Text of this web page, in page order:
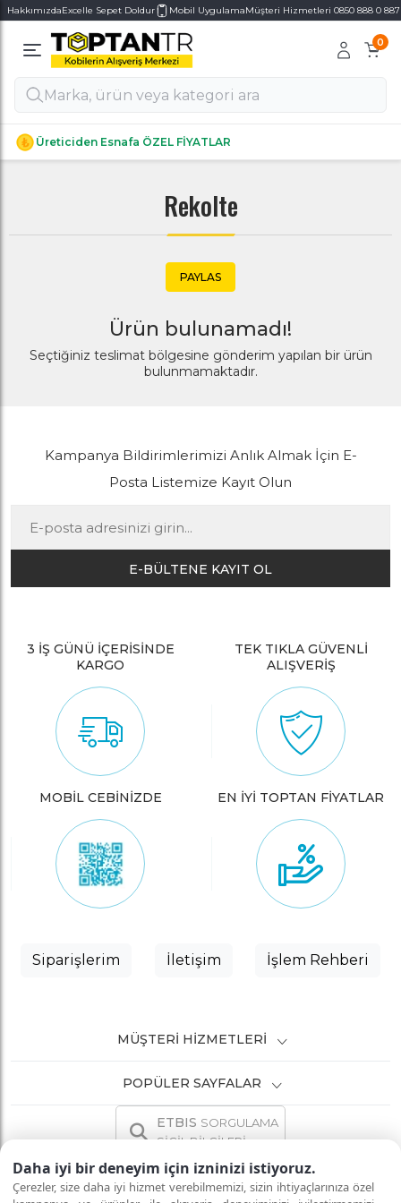
Daha iyi bir deneyim için izninizi istiyoruz.
Çerezler, size daha iyi hizmet verebilmemizi, sizin ihtiyaçlarınıza özel
HakkımızdaExcelle Sepet Doldur Mobil UygulamaMüşteri Hizmetleri 0850 888 0 887
0
Üreticiden Esnafa ÖZEL FİYATLAR
Alt Kategoriler
Alt Kategoriler
Rekolte
PAYLAS
Ürün bulunamadı!
Seçtiğiniz teslimat bölgesine gönderim yapılan bir ürün
bulunmamaktadır.
Kampanya Bildirimlerimizi Anlık Almak İçin E-
Posta Listemize Kayıt Olun
E-BÜLTENE KAYIT OL
3 İŞ GÜNÜ İÇERİSİNDE
KARGO
TEK TIKLA GÜVENLİ
ALIŞVERİŞ
MOBİL CEBİNİZDE EN İYİ TOPTAN FİYATLAR
Siparişlerim İletişim İşlem Rehberi
MÜŞTERI HIZMETLERI
POPÜLER SAYFALAR
ETBIS SORGULAMA
SİCİL BİLGİLERİ